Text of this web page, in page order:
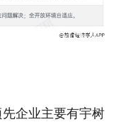
企业主要有宇树